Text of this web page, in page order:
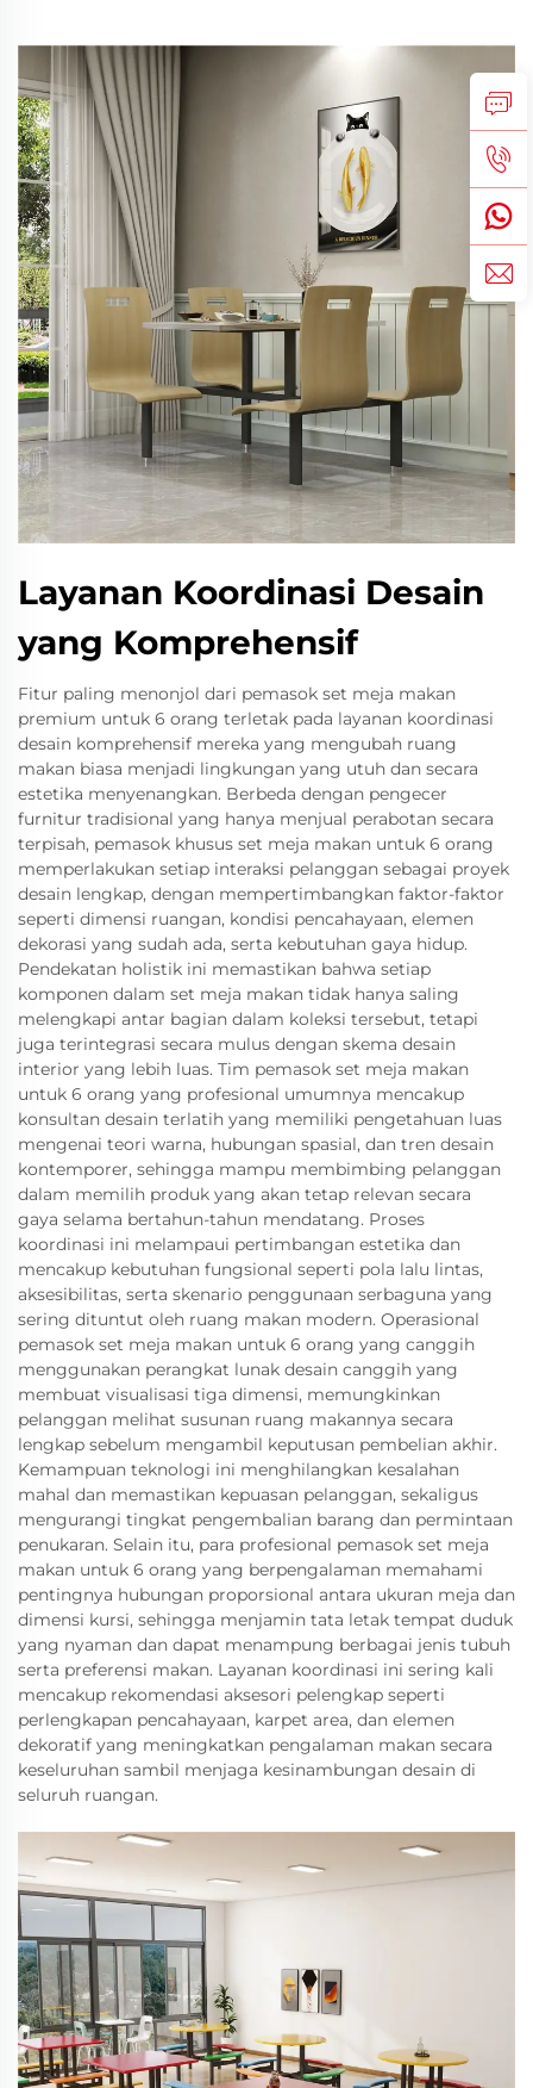
Layanan Koordinasi Desain
yang Komprehensif
Fitur paling menonjol dari pemasok set meja makan
premium untuk 6 orang terletak pada layanan koordinasi
desain komprehensif mereka yang mengubah ruang
makan biasa menjadi lingkungan yang utuh dan secara
estetika menyenangkan. Berbeda dengan pengecer
furnitur tradisional yang hanya menjual perabotan secara
terpisah, pemasok khusus set meja makan untuk 6 orang
memperlakukan setiap interaksi pelanggan sebagai proyek
desain lengkap, dengan mempertimbangkan faktor-faktor
seperti dimensi ruangan, kondisi pencahayaan, elemen
dekorasi yang sudah ada, serta kebutuhan gaya hidup.
Pendekatan holistik ini memastikan bahwa setiap
komponen dalam set meja makan tidak hanya saling
melengkapi antar bagian dalam koleksi tersebut, tetapi
juga terintegrasi secara mulus dengan skema desain
interior yang lebih luas. Tim pemasok set meja makan
untuk 6 orang yang profesional umumnya mencakup
konsultan desain terlatih yang memiliki pengetahuan luas
mengenai teori warna, hubungan spasial, dan tren desain
kontemporer, sehingga mampu membimbing pelanggan
dalam memilih produk yang akan tetap relevan secara
gaya selama bertahun-tahun mendatang. Proses
koordinasi ini melampaui pertimbangan estetika dan
mencakup kebutuhan fungsional seperti pola lalu lintas,
aksesibilitas, serta skenario penggunaan serbaguna yang
sering dituntut oleh ruang makan modern. Operasional
pemasok set meja makan untuk 6 orang yang canggih
menggunakan perangkat lunak desain canggih yang
membuat visualisasi tiga dimensi, memungkinkan
pelanggan melihat susunan ruang makannya secara
lengkap sebelum mengambil keputusan pembelian akhir.
Kemampuan teknologi ini menghilangkan kesalahan
mahal dan memastikan kepuasan pelanggan, sekaligus
mengurangi tingkat pengembalian barang dan permintaan
penukaran. Selain itu, para profesional pemasok set meja
makan untuk 6 orang yang berpengalaman memahami
pentingnya hubungan proporsional antara ukuran meja dan
dimensi kursi, sehingga menjamin tata letak tempat duduk
yang nyaman dan dapat menampung berbagai jenis tubuh
serta preferensi makan. Layanan koordinasi ini sering kali
mencakup rekomendasi aksesori pelengkap seperti
perlengkapan pencahayaan, karpet area, dan elemen
dekoratif yang meningkatkan pengalaman makan secara
keseluruhan sambil menjaga kesinambungan desain di
seluruh ruangan.